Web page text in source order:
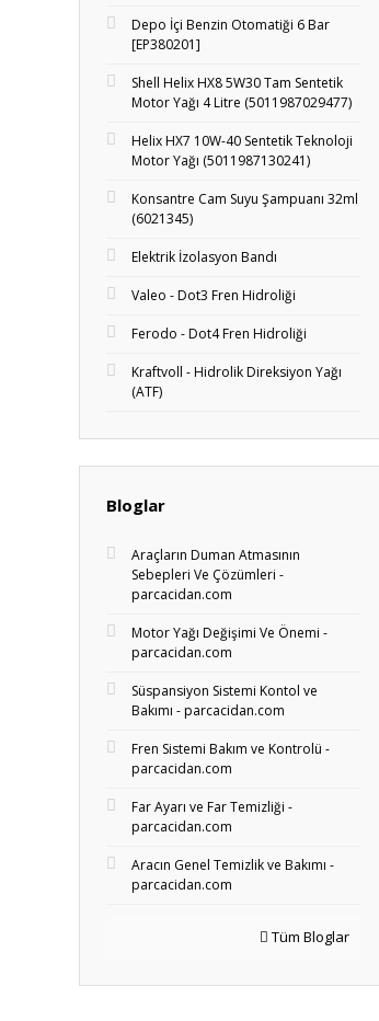
Depo İçi Benzin Otomatiği 6 Bar
[EP380201]
Shell Helix HX8 5W30 Tam Sentetik
Motor Yağı 4 Litre (5011987029477)
Helix HX7 10W-40 Sentetik Teknoloji
Motor Yağı (5011987130241)
Konsantre Cam Suyu Şampuanı 32ml
(6021345)
Elektrik İzolasyon Bandı
Valeo - Dot3 Fren Hidroliği
Ferodo - Dot4 Fren Hidroliği
Kraftvoll - Hidrolik Direksiyon Yağı
(ATF)
Bloglar
Araçların Duman Atmasının
Sebepleri Ve Çözümleri -
parcacidan.com
Motor Yağı Değişimi Ve Önemi -
parcacidan.com
Süspansiyon Sistemi Kontol ve
Bakımı - parcacidan.com
Fren Sistemi Bakım ve Kontrolü -
parcacidan.com
Far Ayarı ve Far Temizliği -
parcacidan.com
Aracın Genel Temizlik ve Bakımı -
parcacidan.com
Tüm Bloglar